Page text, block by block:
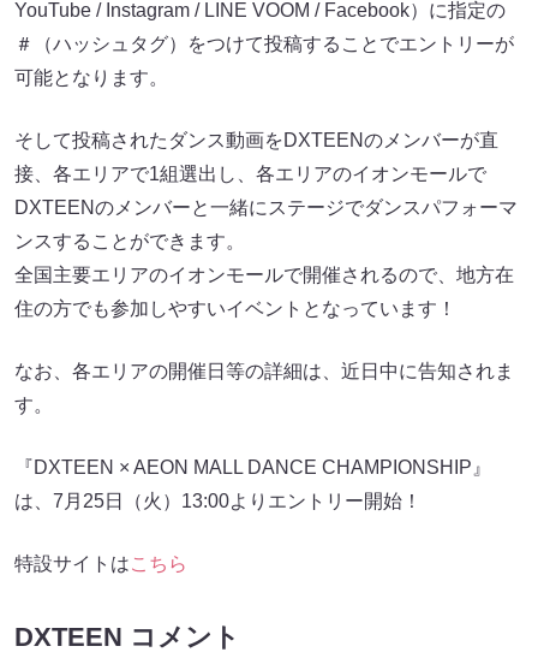
YouTube / Instagram / LINE VOOM / Facebook）に指定の
＃（ハッシュタグ）をつけて投稿することでエントリーが
可能となります。
そして投稿されたダンス動画をDXTEENのメンバーが直
接、各エリアで1組選出し、各エリアのイオンモールで
DXTEENのメンバーと一緒にステージでダンスパフォーマ
ンスすることができます。
全国主要エリアのイオンモールで開催されるので、地方在
住の方でも参加しやすいイベントとなっています！
なお、各エリアの開催日等の詳細は、近日中に告知されま
す。
『DXTEEN × AEON MALL DANCE CHAMPIONSHIP』
は、7月25日（火）13:00よりエントリー開始！
特設サイトはこちら
DXTEEN コメント